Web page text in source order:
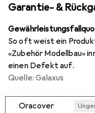
Garantie- &
So oft weist ein
«Zubehör Modellbau»
einen Defekt auf.
Quelle: Galaxus
Oracover